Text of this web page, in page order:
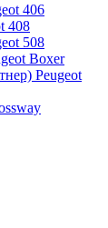
406
408
508
Boxer
Peugeot